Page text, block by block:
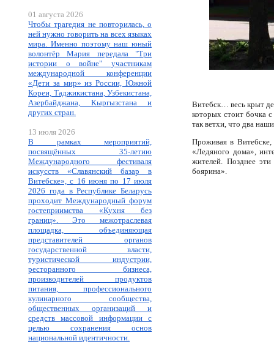
01 августа 2026
Чтобы трагедия не повторилась, о
ней нужно говорить на всех языках
мира. Именно поэтому наш юный
волонтёр Мария передала "Три
истории о войне" участникам
международной конференции
«Дети за мир» из России, Южной
Кореи, Таджикистана, Узбекистана,
Азербайджана, Кыргызстана и
других стран.
13 июля 2026
В рамках мероприятий,
посвящённых 35-летию
Международного фестиваля
искусств «Славянский базар в
Витебске», с 16 июня по 17 июля
2026 года в Республике Беларусь
проходит Международный форум
гостеприимства «Кухня без
границ». Это межотраслевая
площадка, объединяющая
представителей органов
государственной власти,
туристической индустрии,
ресторанного бизнеса,
производителей продуктов
питания, профессионального
кулинарного сообщества,
общественных организаций и
средств массовой информации с
целью сохранения основ
национальной идентичности.
Витебск… весь крыт
которых стоит бочка
так ветхи, что два
Проживая в Витебске,
«Ледяного дома»,
жителей. Позднее
боярина».